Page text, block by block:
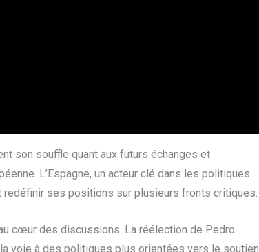
son souffle quant aux futurs échanges et
L’Espagne, un acteur clé dans les politiques
redéfinir ses positions sur plusieurs fronts critiques.
cœur des discussions. La réélection de Pedro
voie à des politiques plus orientées vers le soutien